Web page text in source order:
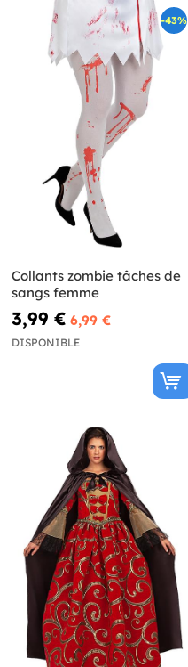
-43%
Collants zombie tâches de
sangs femme
3,99 € 6,99 €
DISPONIBLE